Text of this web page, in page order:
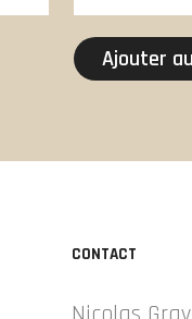
Ajouter
CONTACT